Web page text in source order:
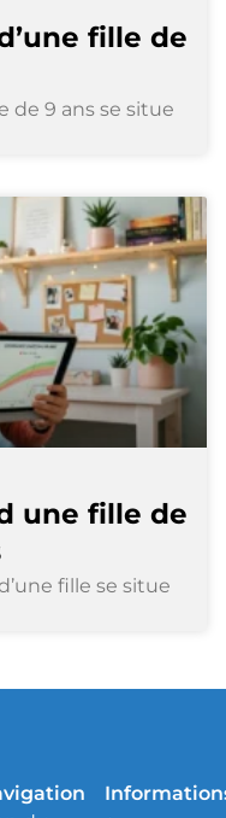
fille de
de 9 ans se situe
une fille de
fille se situe